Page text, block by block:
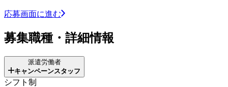
応募画面に進む
募集職種・詳細情報
派遣労働者
キャンペーンスタッフ
シフト制